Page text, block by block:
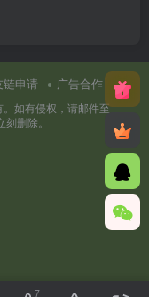
链申请 广告合作
如有侵权，请邮件至
删除。
7